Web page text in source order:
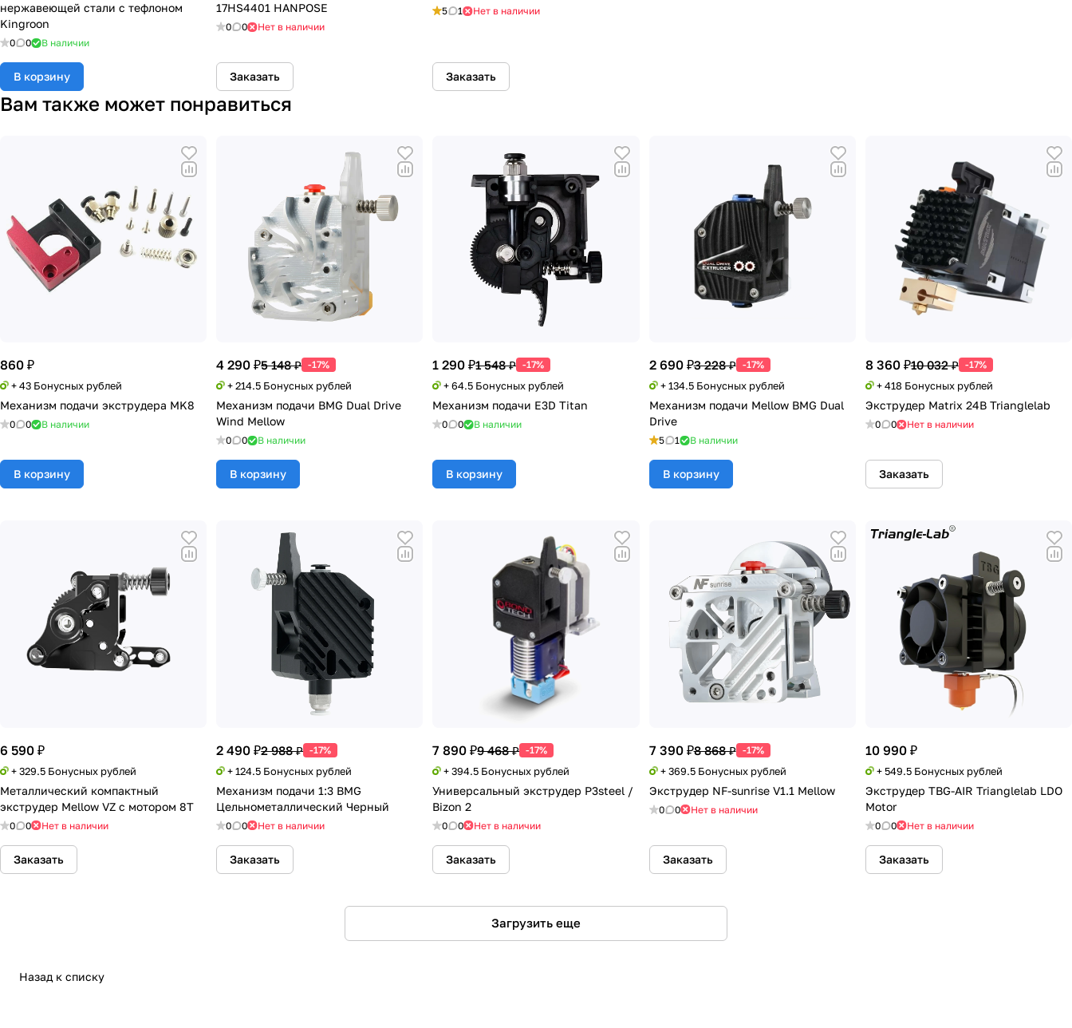
нержавеющей стали с тефлоном
Kingroon
0 0 В наличии
В корзину
17HS4401 HANPOSE
0 0 Нет в наличии
Заказать
5 1 Нет в наличии
Заказать
Вам также может понравиться
860 ₽
+ 43 Бонусных рублей
Механизм подачи экструдера MK8
0 0 В наличии
В корзину
4 290 ₽5 148 ₽ -17%
+ 214.5 Бонусных рублей
Механизм подачи BMG Dual Drive
Wind Mellow
0 0 В наличии
В корзину
1 290 ₽1 548 ₽ -17%
+ 64.5 Бонусных рублей
Механизм подачи E3D Titan
0 0 В наличии
В корзину
2 690 ₽3 228 ₽ -17%
+ 134.5 Бонусных рублей
Механизм подачи Mellow BMG Dual
Drive
5 1 В наличии
В корзину
8 360 ₽10 032 ₽ -17%
+ 418 Бонусных рублей
Экструдер Matrix 24В Trianglelab
0 0 Нет в наличии
Заказать
6 590 ₽
+ 329.5 Бонусных рублей
Металлический компактный
экструдер Mellow VZ с мотором 8T
0 0 Нет в наличии
Заказать
2 490 ₽2 988 ₽ -17%
+ 124.5 Бонусных рублей
Механизм подачи 1:3 BMG
Цельнометаллический Черный
0 0 Нет в наличии
Заказать
7 890 ₽9 468 ₽ -17%
+ 394.5 Бонусных рублей
Универсальный экструдер P3steel /
Bizon 2
0 0 Нет в наличии
Заказать
7 390 ₽8 868 ₽ -17%
+ 369.5 Бонусных рублей
Экструдер NF-sunrise V1.1 Mellow
0 0 Нет в наличии
Заказать
10 990 ₽
+ 549.5 Бонусных рублей
Экструдер TBG-AIR Trianglelab LDO
Motor
0 0 Нет в наличии
Заказать
Загрузить еще
Назад к списку